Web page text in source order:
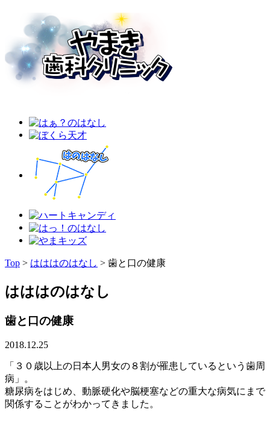
Top > はははのはなし > 歯と口の健康
はははのはなし
歯と口の健康
2018.12.25
「３０歳以上の日本人男女の８割が罹患しているという歯周
病」。
糖尿病をはじめ、動脈硬化や脳梗塞などの重大な病気にまで
関係することがわかってきました。